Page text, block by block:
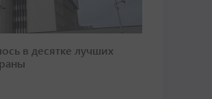
в десятке лучших